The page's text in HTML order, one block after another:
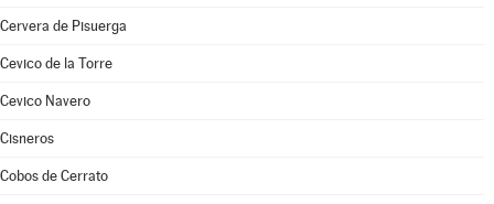
Cervera de Pisuerga
Cevico de la Torre
Cevico Navero
Cisneros
Cobos de Cerrato